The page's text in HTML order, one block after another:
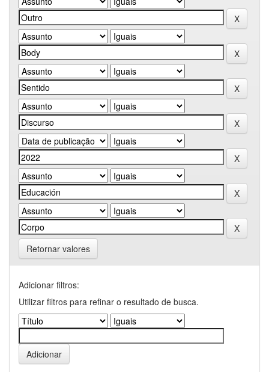
Retornar valores
Adicionar filtros:
Utilizar filtros para refinar o resultado de busca.